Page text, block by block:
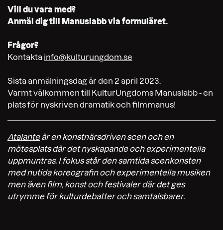
Vill du vara med?
Anmäl dig till Manuslabb via formuläret.
Frågor?
Kontakta info@kulturungdom.se
Sista anmälningsdag är den 2 april 2023.
Varmt välkommen till KulturUngdoms Manuslabb - en
plats för nyskriven dramatik och filmmanus!
Atalanteär en konstnärsdriven scen och en
mötesplats där det nyskapande och experimentella
uppmuntras. I fokus står den samtida scenkonsten
med nutida koreografin och experimentella musiken
men även film, konst och festivaler där det ges
utrymme för kulturdebatter och samtalsbarer.